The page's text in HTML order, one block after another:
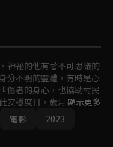
神祕的他有著不可思議的
分不明的靈體，有時是心
傷者的身心，也協助村民
安穩度日，歲月看似靜
在成了音樂家的草鹿，以
直到某天被未山拋棄的過
顯示更多
電影
2023